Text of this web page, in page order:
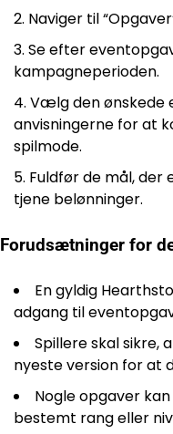
Naviger til
Se efter
kampagneperioden.
Vælg den ønskede
anvisningerne for at
spilmode.
Fuldfør de mål, der
tjene belønninger.
Forudsætninger for
En gyldig
adgang til
Spillere skal sikre,
nyeste version for at
Nogle opgaver
bestemt rang eller